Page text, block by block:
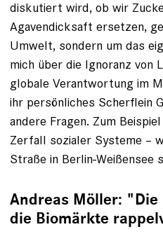
diskutiert wird, ob wir
Agavendicksaft ersetzen,
Umwelt, sondern um das
mich über die Ignoranz von
globale Verantwortung im
ihr persönliches Scherflein
andere Fragen. Zum
Zerfall sozialer Systeme –
Straße in Berlin-Weißensee
Andreas Möller:
die Biomärkte